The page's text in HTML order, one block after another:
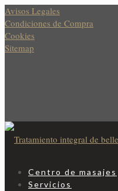
Avisos Legales
Condiciones de Compra
Cookies
Sitemap
Centro de masajes
Servicios